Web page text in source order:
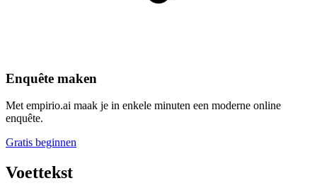
Enquête maken
Met empirio.ai maak je in enkele minuten een moderne online
enquête.
Gratis beginnen
Voettekst